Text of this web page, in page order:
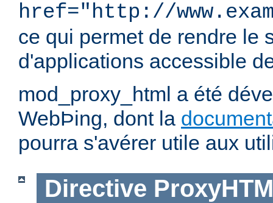
href="http://
ce qui permet de rendre le
d'applications accessible
mod_proxy_html a été
WebÞing, dont la
pourra s'avérer utile aux
Directive